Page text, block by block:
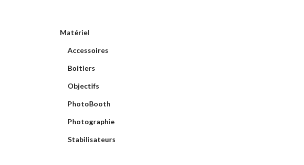
Matériel
Accessoires
Boitiers
Objectifs
PhotoBooth
Photographie
Stabilisateurs